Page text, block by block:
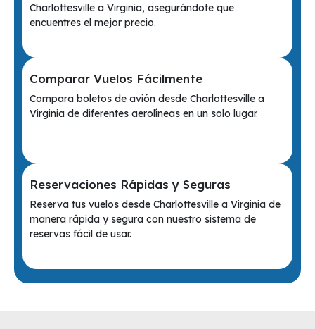
Charlottesville a Virginia, asegurándote que
encuentres el mejor precio.
Comparar Vuelos Fácilmente
Compara boletos de avión desde Charlottesville a
Virginia de diferentes aerolíneas en un solo lugar.
Reservaciones Rápidas y Seguras
Reserva tus vuelos desde Charlottesville a Virginia de
manera rápida y segura con nuestro sistema de
reservas fácil de usar.